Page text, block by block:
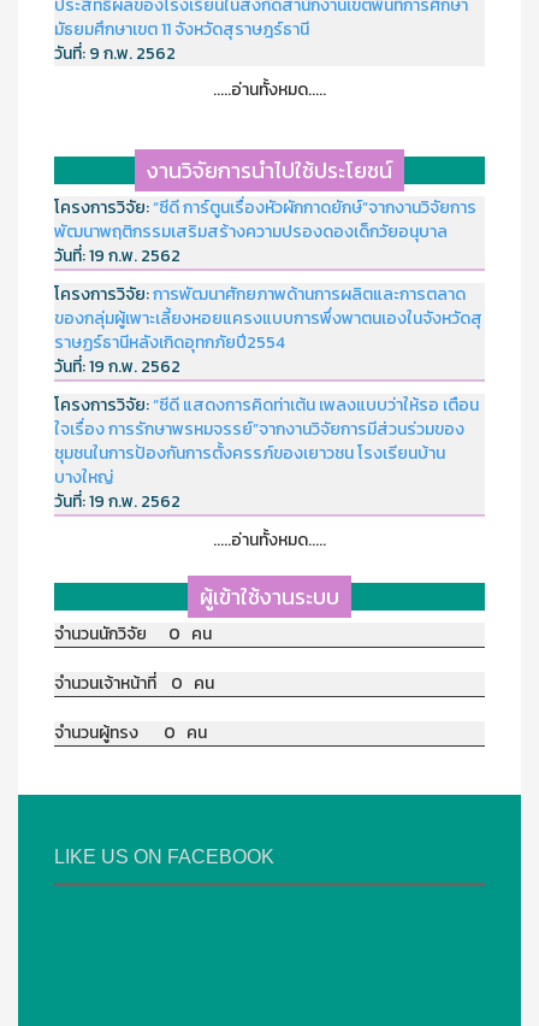
ประสิทธิผลของโรงเรียนในสังกัดสำนักงานเขตพื้นที่การศึกษา
มัธยมศึกษาเขต 11 จังหวัดสุราษฎร์ธานี
วันที่:9 ก.พ. 2562
.....อ่านทั้งหมด.....
งานวิจัยการนำไปใช้ประโยชน์
โครงการวิจัย:“ซีดี การ์ตูนเรื่องหัวผักกาดยักษ์”จากงานวิจัยการ
พัฒนาพฤติกรรมเสริมสร้างความปรองดองเด็กวัยอนุบาล
วันที่:19 ก.พ. 2562
โครงการวิจัย:การพัฒนาศักยภาพด้านการผลิตและการตลาด
ของกลุ่มผู้เพาะเลี้ยงหอยแครงแบบการพึ่งพาตนเองในจังหวัดสุ
ราษฏร์ธานีหลังเกิดอุทกภัยปี2554
วันที่:19 ก.พ. 2562
โครงการวิจัย:“ซีดี แสดงการคิดท่าเต้น เพลงแบบว่าให้รอ เตือน
ใจเรื่อง การรักษาพรหมจรรย์”จากงานวิจัยการมีส่วนร่วมของ
ชุมชนในการป้องกันการตั้งครรภ์ของเยาวชน โรงเรียนบ้าน
บางใหญ่
วันที่:19 ก.พ. 2562
.....อ่านทั้งหมด.....
ผู้เข้าใช้งานระบบ
จำนวนนักวิจัย 0 คน
จำนวนเจ้าหน้าที่ 0 คน
จำนวนผู้ทรง 0 คน
LIKE US ON FACEBOOK